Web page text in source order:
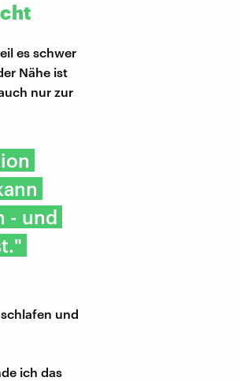
es schwer
Nähe ist
nur zur
- und
und
ich das